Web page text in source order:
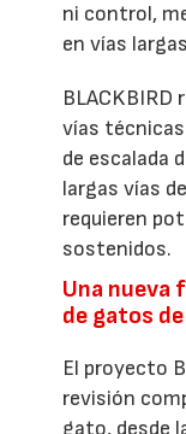
ni control,
en vías
vías
de escalada
largas vías
requieren
sostenidos.
Una nueva
de gatos
El proyecto
revisión
gato, desde